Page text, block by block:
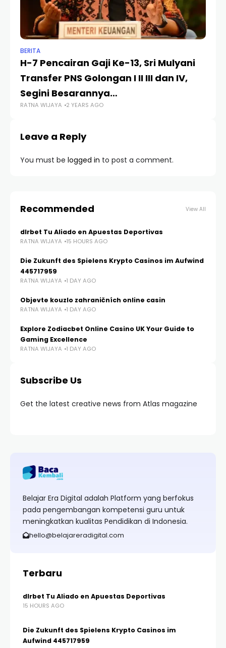
BERITA
H-7 Pencairan Gaji Ke-13, Sri Mulyani
Transfer PNS Golongan I II III dan IV,
Segini Besarannya…
RATNA WIJAYA 2 YEARS AGO
Leave a Reply
You must be logged in to post a comment.
Recommended View All
dlrbet Tu Aliado en Apuestas Deportivas
RATNA WIJAYA 15 HOURS AGO
Die Zukunft des Spielens Krypto Casinos im Aufwind
445717959
RATNA WIJAYA 1 DAY AGO
Objevte kouzlo zahraničních online casin
RATNA WIJAYA 1 DAY AGO
Explore Zodiacbet Online Casino UK Your Guide to
Gaming Excellence
RATNA WIJAYA 1 DAY AGO
Subscribe Us
Get the latest creative news from Atlas magazine
Belajar Era Digital adalah Platform yang berfokus
pada pengembangan kompetensi guru untuk
meningkatkan kualitas Pendidikan di Indonesia.
hello@belajareradigital.com
Terbaru
dlrbet Tu Aliado en Apuestas Deportivas
15 HOURS AGO
Die Zukunft des Spielens Krypto Casinos im
Aufwind 445717959